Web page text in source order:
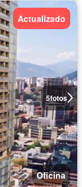
5fotos
Actualizado
Oficina